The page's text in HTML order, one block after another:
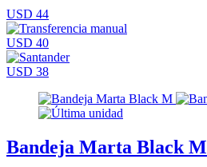
USD 44
USD 40
USD 38
Bandeja Marta Black M